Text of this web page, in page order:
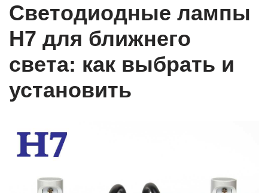
Светодиодные лампы
H7 для ближнего
света: как выбрать и
установить